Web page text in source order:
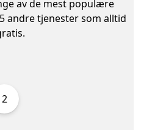
av de mest populære
andre tjenester som alltid
2